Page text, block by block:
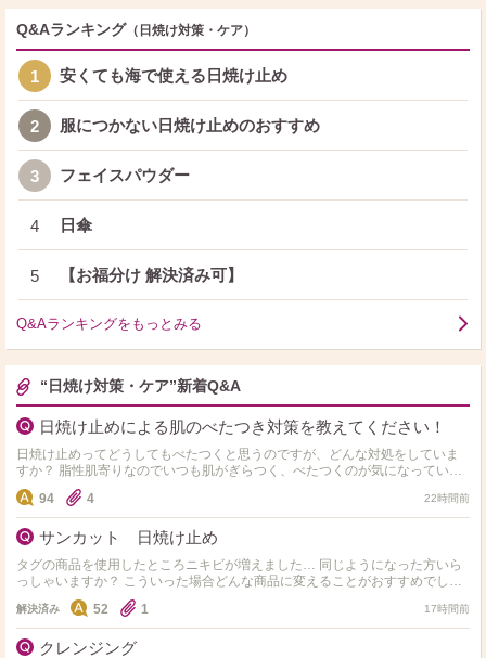
Q&Aランキング （日焼け対策・ケア）
1 安くても海で使える日焼け止め
2 服につかない日焼け止めのおすすめ
3 フェイスパウダー
4 日傘
5 【お福分け 解決済み可】
Q&Aランキングをもっとみる
“日焼け対策・ケア”新着Q&A
日焼け止めによる肌のべたつき対策を教えてください！
日焼け止めってどうしてもべたつくと思うのですが、どんな対処をしていま
すか？ 脂性肌寄りなのでいつも肌がぎらつく、べたつくのが気になっていま
す。 ベースメイクの上にパウダーを塗る・フィックス…
94 4 22時間前
サンカット 日焼け止め
タグの商品を使用したところニキビが増えました… 同じようになった方いら
っしゃいますか？ こういった場合どんな商品に変えることがおすすめでしょ
解決済み 52 1 17時間前
クレンジング